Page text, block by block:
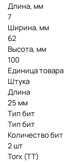
Длина, мм
7
Ширина, мм
62
Высота, мм
100
Единица товара
Штука
Длина
25 мм
Тип бит
Тип бит
Количество бит
2 шт
Torx (TT)